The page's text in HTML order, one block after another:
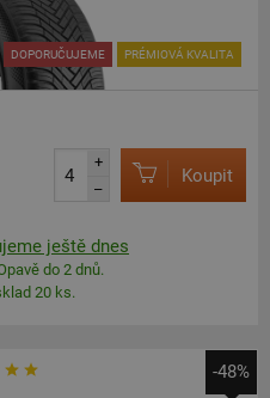
DOPORUČUJEME PRÉMIOVÁ KVALITA
+
–
Koupit
ještě dnes
do 2 dnů.
20 ks.
-48%